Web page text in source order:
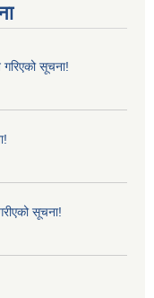
गरिएको सूचना!
सूचना!